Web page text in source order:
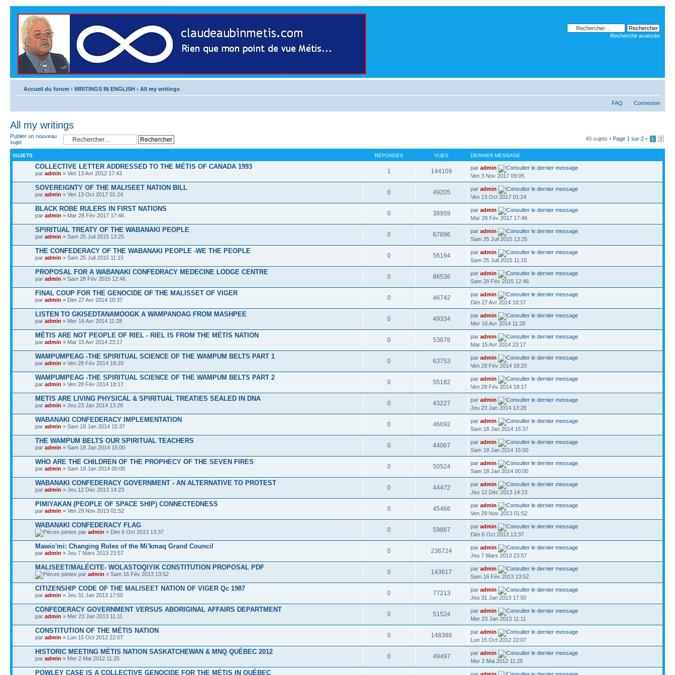
Recherche avancée
Accueil du forum ‹ WRITINGS IN ENGLISH ‹ All my writings
FAQ Connexion
All my writings
Publier un nouveau
sujet
40 sujets • Page 1 sur 2 • 1 2
SUJETS RÉPONSES VUES DERNIER MESSAGE
COLLECTIVE LETTER ADDRESSED TO THE MÉTIS OF CANADA 1993
par admin » Ven 13 Avr 2012 17:43 1 144109 paradmin
Ven 3 Nov 2017 09:05
SOVEREIGNTY OF THE MALISEET NATION BILL
par admin » Ven 13 Oct 2017 01:24 0 49205 paradmin
Ven 13 Oct 2017 01:24
BLACK ROBE RULERS IN FIRST NATIONS
par admin » Mar 28 Fév 2017 17:46 0 38959 paradmin
Mar 28 Fév 2017 17:46
SPIRITUAL TREATY OF THE WABANAKI PEOPLE
par admin » Sam 25 Juil 2015 13:25 0 67896 paradmin
Sam 25 Juil 2015 13:25
THE CONFEDERACY OF THE WABANAKI PEOPLE -WE THE PEOPLE
par admin » Sam 25 Juil 2015 11:15 0 56194 paradmin
Sam 25 Juil 2015 11:15
PROPOSAL FOR A WABANAKI CONFEDRACY MEDECINE LODGE CENTRE
par admin » Sam 28 Fév 2015 12:46 0 86536 paradmin
Sam 28 Fév 2015 12:46
FINAL COUP FOR THE GENOCIDE OF THE MALISSET OF VIGER
par admin » Dim 27 Avr 2014 10:37 0 46742 paradmin
Dim 27 Avr 2014 10:37
LISTEN TO GKISEDTANAMOOGK A WAMPANOAG FROM MASHPEE
par admin » Mer 16 Avr 2014 11:28 0 49334 paradmin
Mer 16 Avr 2014 11:28
MÉTIS ARE NOT PEOPLE OF RIEL - RIEL IS FROM THE MÉTIS NATION
par admin » Mar 15 Avr 2014 23:17 0 53678 paradmin
Mar 15 Avr 2014 23:17
WAMPUMPEAG -THE SPIRITUAL SCIENCE OF THE WAMPUM BELTS PART 1
par admin » Ven 28 Fév 2014 18:20 0 63753 paradmin
Ven 28 Fév 2014 18:20
WAMPUMPEAG -THE SPIRITUAL SCIENCE OF THE WAMPUM BELTS PART 2
par admin » Ven 28 Fév 2014 18:17 0 55182 paradmin
Ven 28 Fév 2014 18:17
METIS ARE LIVING PHYSICAL & SPIRITUAL TREATIES SEALED IN DNA
par admin » Jeu 23 Jan 2014 13:28 0 43227 paradmin
Jeu 23 Jan 2014 13:28
WABANAKI CONFEDERACY IMPLEMENTATION
par admin » Sam 18 Jan 2014 15:37 0 46692 paradmin
Sam 18 Jan 2014 15:37
THE WAMPUM BELTS OUR SPIRITUAL TEACHERS
par admin » Sam 18 Jan 2014 15:00 0 44067 paradmin
Sam 18 Jan 2014 15:00
WHO ARE THE CHILDREN OF THE PROPHECY OF THE SEVEN FIRES
par admin » Sam 18 Jan 2014 00:00 0 50524 paradmin
Sam 18 Jan 2014 00:00
WABANAKI CONFEDERACY GOVERNMENT - AN ALTERNATIVE TO PROTEST
par admin » Jeu 12 Déc 2013 14:23 0 44472 paradmin
Jeu 12 Déc 2013 14:23
PIMIYAKAN (PEOPLE OF SPACE SHIP) CONNECTEDNESS
par admin » Ven 29 Nov 2013 01:52 0 45466 paradmin
Ven 29 Nov 2013 01:52
WABANAKI CONFEDERACY FLAG
par admin » Dim 6 Oct 2013 13:37 0 59867 paradmin
Dim 6 Oct 2013 13:37
Mawio'mi: Changing Roles of the Mi'kmaq Grand Council
par admin » Jeu 7 Mars 2013 23:57 0 236724 paradmin
Jeu 7 Mars 2013 23:57
MALISEET/MALÉCITE- WOLASTOQIYIK CONSTITUTION PROPOSAL PDF
par admin » Sam 16 Fév 2013 13:52 0 143617 paradmin
Sam 16 Fév 2013 13:52
CITIZENSHIP CODE OF THE MALISEET NATION OF VIGER Qc 1987
par admin » Jeu 31 Jan 2013 17:50 0 77213 paradmin
Jeu 31 Jan 2013 17:50
CONFEDERACY GOVERNMENT VERSUS ABORIGINAL AFFAIRS DEPARTMENT
par admin » Mer 23 Jan 2013 11:11 0 51524 paradmin
Mer 23 Jan 2013 11:11
CONSTITUTION OF THE MÉTIS NATION
par admin » Lun 15 Oct 2012 22:07 0 148388 paradmin
Lun 15 Oct 2012 22:07
HISTORIC MEETING MÉTIS NATION SASKATCHEWAN & MNQ QUÉBEC 2012
par admin » Mer 2 Mai 2012 11:25 0 49497 paradmin
Mer 2 Mai 2012 11:25
POWLEY CASE IS A COLLECTIVE GENOCIDE FOR THE MÉTIS IN QUÉBEC